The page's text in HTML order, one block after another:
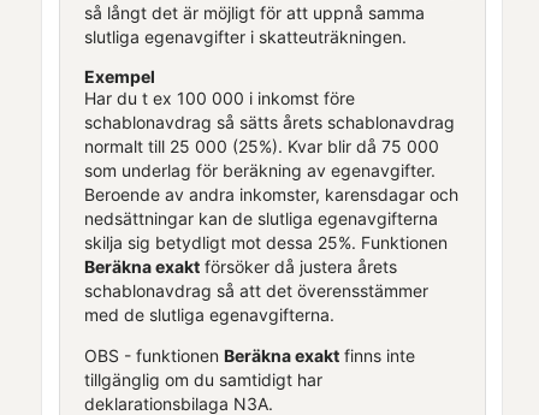
så långt det är möjligt för att uppnå samma
slutliga egenavgifter i skatteuträkningen.
Exempel
Har du t ex 100 000 i inkomst före
schablonavdrag så sätts årets schablonavdrag
normalt till 25 000 (25%). Kvar blir då 75 000
som underlag för beräkning av egenavgifter.
Beroende av andra inkomster, karensdagar och
nedsättningar kan de slutliga egenavgifterna
skilja sig betydligt mot dessa 25%. Funktionen
Beräkna exaktförsöker då justera årets
schablonavdrag så att det överensstämmer
med de slutliga egenavgifterna.
OBS - funktionen Beräkna exaktfinns inte
tillgänglig om du samtidigt har
deklarationsbilaga N3A.